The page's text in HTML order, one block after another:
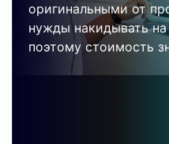
оригинальными от
нужды накидывать
поэтому стоимость